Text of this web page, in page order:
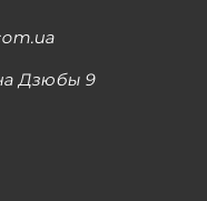
Дзюбы 9